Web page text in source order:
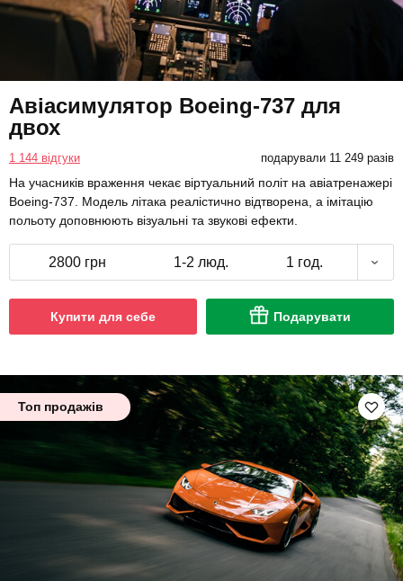
Авіасимулятор Boeing-737 для
двох
1 144 відгуки подарували 11 249 разів
На учасників враження чекає віртуальний політ на авіатренажері
Boeing-737. Модель літака реалістично відтворена, а імітацію
польоту доповнюють візуальні та звукові ефекти.
2800 грн 1-2 люд. 1 год.
Купити для себе Подарувати
Топ продажів